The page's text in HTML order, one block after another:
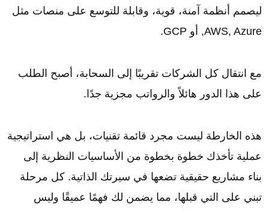
ليصمم أنظمة آمنة، قوية، وقابلة للتوسع على منصات مثل
AWS, Azure, أو GCP.
مع انتقال كل الشركات تقريبًا إلى السحابة، أصبح الطلب
على هذا الدور هائلاً والرواتب مجزية جدًا.
هذه الخارطة ليست مجرد قائمة تقنيات، بل هي استراتيجية
عملية تأخذك خطوة بخطوة من الأساسيات النظرية إلى
بناء مشاريع حقيقية تضعها في سيرتك الذاتية. كل مرحلة
تبني على التي قبلها، مما يضمن لك فهمًا عميقًا وليس